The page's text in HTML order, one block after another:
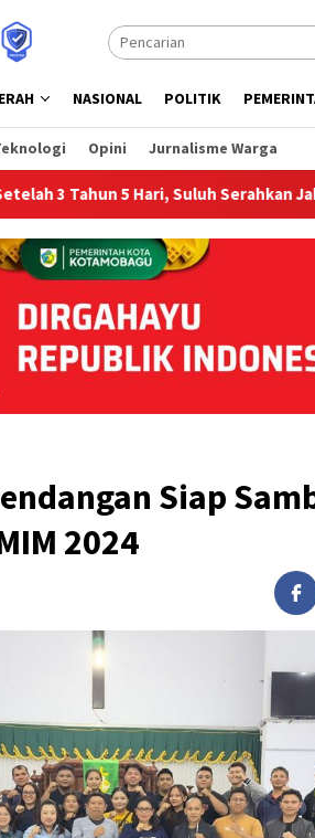
NASIONAL POLITIK
Opini Jurnalisme Warga
Suluh Serahkan Jabatan Kadis
Siap
2024